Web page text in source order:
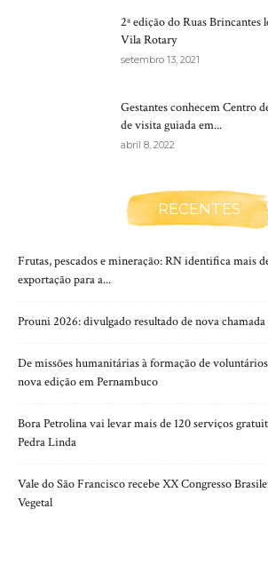
2ª edição do Ruas Brincantes
Vila Rotary
setembro 13, 2021
Gestantes conhecem Centro
de visita guiada em...
abril 8, 2022
RECENTES
Frutas, pescados e mineração: RN identifica mais
exportação para a...
Prouni 2026: divulgado resultado de nova chamada
De missões humanitárias à formação de
nova edição em Pernambuco
Bora Petrolina vai levar mais de 120 serviços
Pedra Linda
Vale do São Francisco recebe XX Congresso
Vegetal